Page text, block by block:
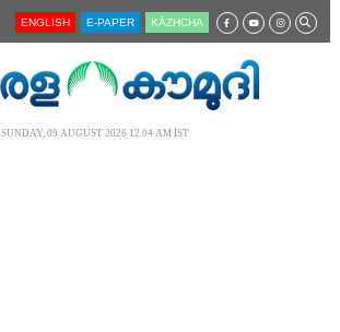
ENGLISH E-PAPER KĀZHCHA
SUNDAY, 09 AUGUST 2026 12.04 AM IST